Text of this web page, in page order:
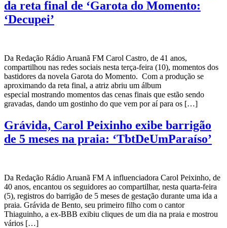
da reta final de ‘Garota do Momento:
‘Decupei’
Da Redação Rádio Aruanã FM Carol Castro, de 41 anos,
compartilhou nas redes sociais nesta terça-feira (10), momentos dos
bastidores da novela Garota do Momento. Com a produção se
aproximando da reta final, a atriz abriu um álbum
especial mostrando momentos das cenas finais que estão sendo
gravadas, dando um gostinho do que vem por aí para os […]
Grávida, Carol Peixinho exibe barrigão
de 5 meses na praia: ‘TbtDeUmParaíso’
Da Redação Rádio Aruanã FM A influenciadora Carol Peixinho, de
40 anos, encantou os seguidores ao compartilhar, nesta quarta-feira
(5), registros do barrigão de 5 meses de gestação durante uma ida a
praia. Grávida de Bento, seu primeiro filho com o cantor
Thiaguinho, a ex-BBB exibiu cliques de um dia na praia e mostrou
vários […]